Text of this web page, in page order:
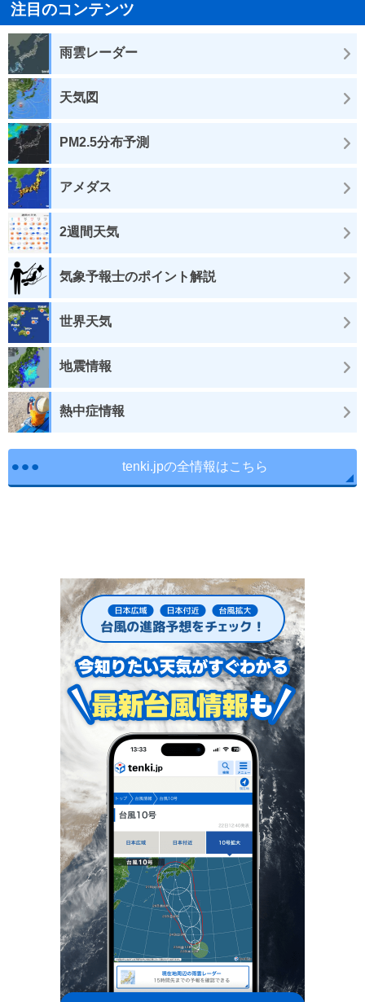
注目のコンテンツ
雨雲レーダー
天気図
PM2.5分布予測
アメダス
2週間天気
気象予報士のポイント解説
世界天気
地震情報
熱中症情報
tenki.jpの全情報はこちら